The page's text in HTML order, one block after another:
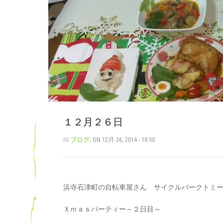
１２月２６日
IN ブログ ON 12月 26, 2014 - 18:50
浜寺石津町の自転車屋さん サイクルパークトミ
Ｘｍａｓパーティー～２日目～